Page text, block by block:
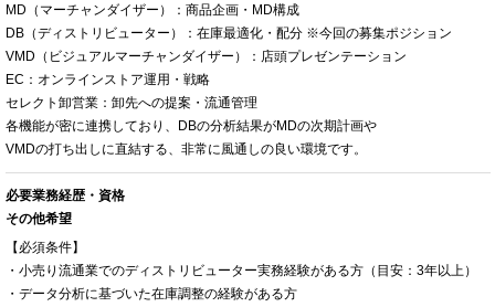
MD（マーチャンダイザー）：商品企画・MD構成
DB（ディストリビューター）：在庫最適化・配分 ※今回の募集ポジション
VMD（ビジュアルマーチャンダイザー）：店頭プレゼンテーション
EC：オンラインストア運用・戦略
セレクト卸営業：卸先への提案・流通管理
各機能が密に連携しており、DBの分析結果がMDの次期計画や
VMDの打ち出しに直結する、非常に風通しの良い環境です。
必要業務経歴・資格
その他希望
【必須条件】
・小売り流通業でのディストリビューター実務経験がある方（目安：3年以上）
・データ分析に基づいた在庫調整の経験がある方